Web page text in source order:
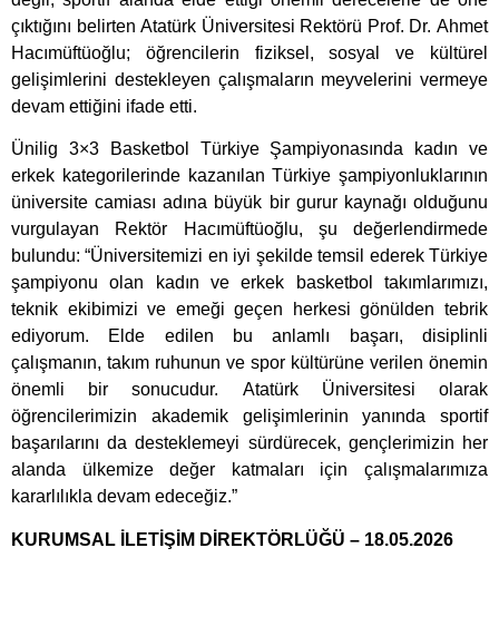
çıktığını belirten Atatürk Üniversitesi Rektörü Prof. Dr. Ahmet
Hacımüftüoğlu; öğrencilerin fiziksel, sosyal ve kültürel
gelişimlerini destekleyen çalışmaların meyvelerini vermeye
devam ettiğini ifade etti.
Ünilig 3×3 Basketbol Türkiye Şampiyonasında kadın ve
erkek kategorilerinde kazanılan Türkiye şampiyonluklarının
üniversite camiası adına büyük bir gurur kaynağı olduğunu
vurgulayan Rektör Hacımüftüoğlu, şu değerlendirmede
bulundu: “Üniversitemizi en iyi şekilde temsil ederek Türkiye
şampiyonu olan kadın ve erkek basketbol takımlarımızı,
teknik ekibimizi ve emeği geçen herkesi gönülden tebrik
ediyorum. Elde edilen bu anlamlı başarı, disiplinli
çalışmanın, takım ruhunun ve spor kültürüne verilen önemin
önemli bir sonucudur. Atatürk Üniversitesi olarak
öğrencilerimizin akademik gelişimlerinin yanında sportif
başarılarını da desteklemeyi sürdürecek, gençlerimizin her
alanda ülkemize değer katmaları için çalışmalarımıza
kararlılıkla devam edeceğiz.”
KURUMSAL İLETİŞİM DİREKTÖRLÜĞÜ – 18.05.2026